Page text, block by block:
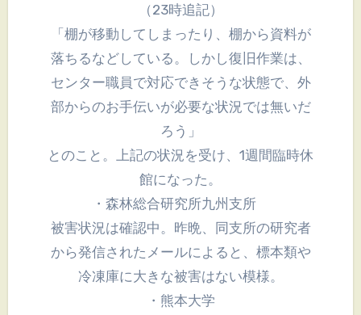
（23時追記）
「棚が移動してしまったり、棚から資料が
落ちるなどしている。しかし復旧作業は、
センター職員で対応できそうな状態で、外
部からのお手伝いが必要な状況では無いだ
ろう」
とのこと。上記の状況を受け、1週間臨時休
館になった。
・森林総合研究所九州支所
被害状況は確認中。昨晩、同支所の研究者
から発信されたメールによると、標本類や
冷凍庫に大きな被害はない模様。
・熊本大学